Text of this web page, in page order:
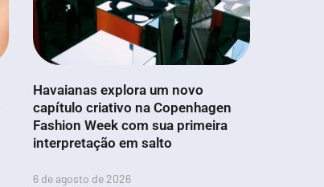
Havaianas explora um novo
capítulo criativo na Copenhagen
Fashion Week com sua primeira
interpretação em salto
6 de agosto de 2026